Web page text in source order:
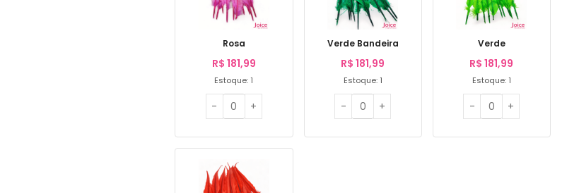
Rosa
R$ 181,99
Estoque: 1
Verde Bandeira
R$ 181,99
Estoque: 1
Verde
R$ 181,99
Estoque: 1